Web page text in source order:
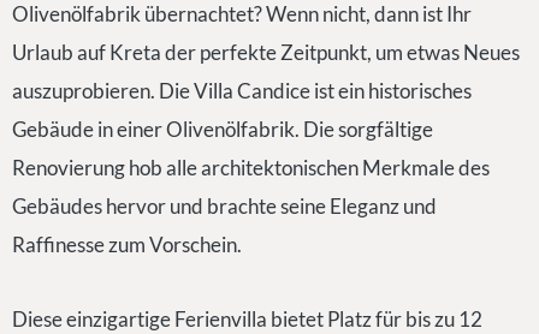
Olivenölfabrik übernachtet? Wenn nicht, dann ist Ihr
Urlaub auf Kreta der perfekte Zeitpunkt, um etwas Neues
auszuprobieren. Die Villa Candice ist ein historisches
Gebäude in einer Olivenölfabrik. Die sorgfältige
Renovierung hob alle architektonischen Merkmale des
Gebäudes hervor und brachte seine Eleganz und
Raffinesse zum Vorschein.
Diese einzigartige Ferienvilla bietet Platz für bis zu 12